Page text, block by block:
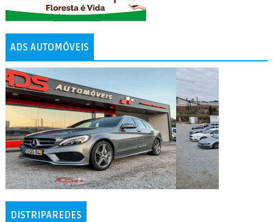
ADS AUTOMÓVEIS
DISTRIPAREDES